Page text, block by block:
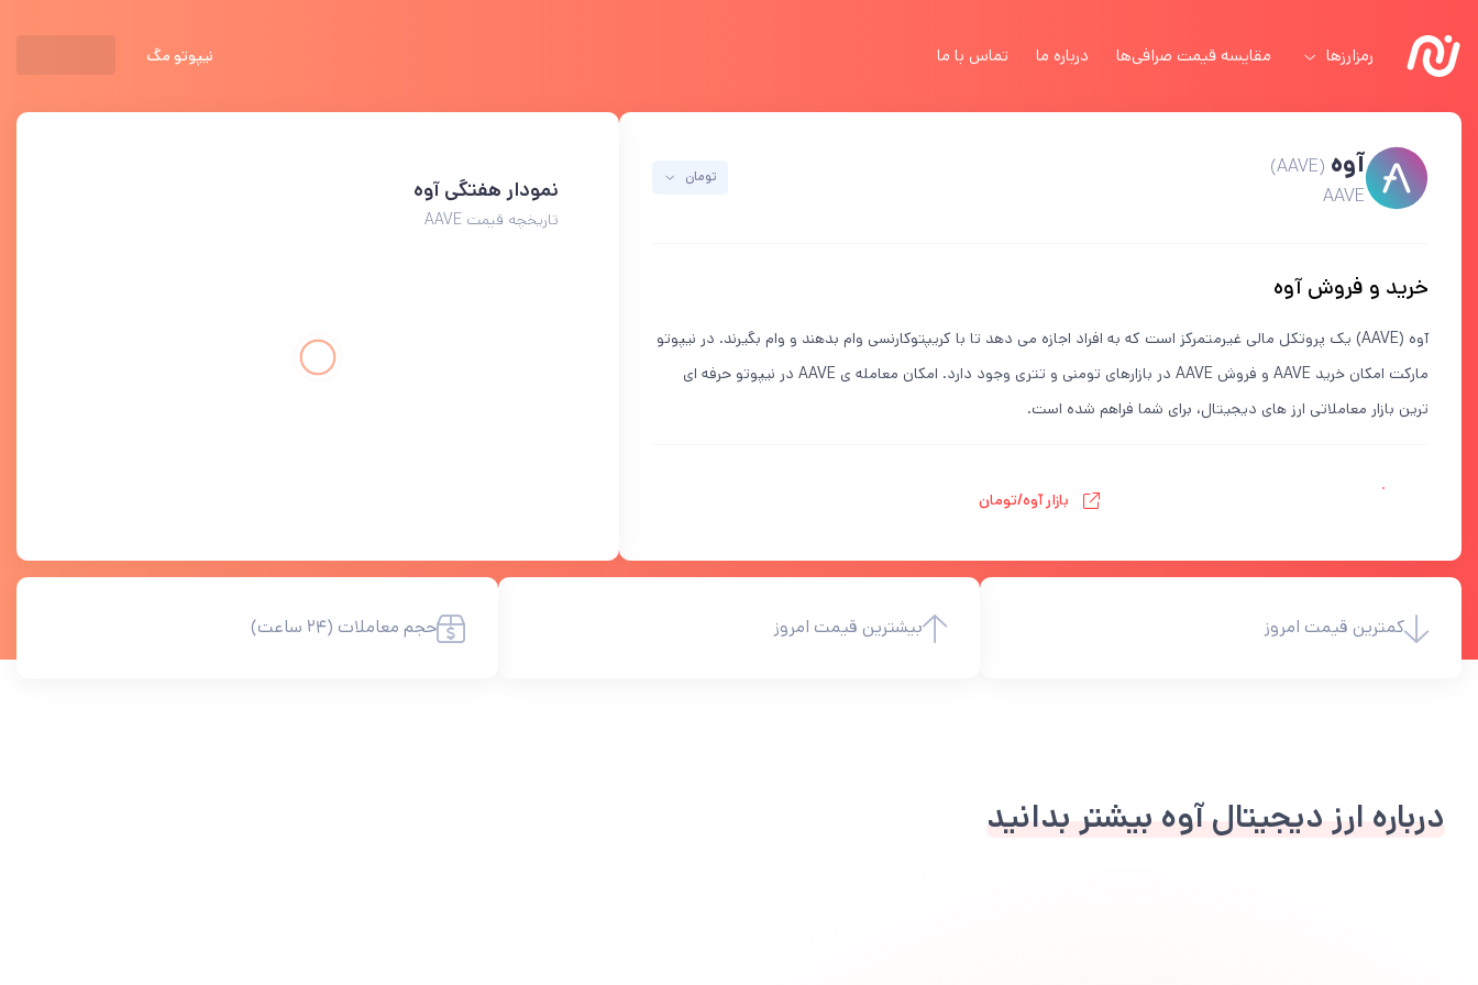
رمزارزها مقایسه قیمت صرافی‌ها درباره ما تماس با ما نیپوتو مگ
آوه (AAVE)
AAVE
تومان
خرید و فروش آوه
آوه (AAVE) یک پروتکل مالی غیرمتمرکز است که به افراد اجازه می دهد تا با کریپتوکارنسی وام بدهند و وام بگیرند. در نیپوتو
مارکت امکان خرید AAVE و فروش AAVE در بازارهای تومنی و تتری وجود دارد. امکان معامله ی AAVE در نیپوتو حرفه ای
ترین بازار معاملاتی ارز های دیجیتال، برای شما فراهم شده است.
بازار آوه/تومان
نمودار هفتگی آوه
تاریخچه قیمت AAVE
کمترین قیمت امروز بیشترین قیمت امروز حجم معاملات (۲۴ ساعت)
درباره ارز دیجیتال آوه بیشتر بدانید